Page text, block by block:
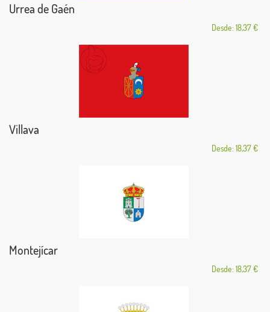
Urrea de Gaén
Desde: 18,37 €
Villava
Desde: 18,37 €
Montejícar
Desde: 18,37 €